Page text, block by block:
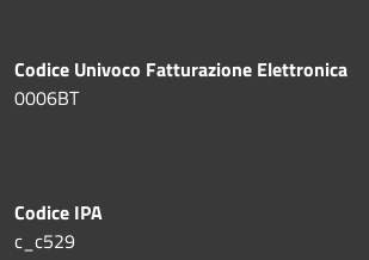
Codice Univoco Fatturazione Elettronica
0006BT
Codice IPA
c_c529